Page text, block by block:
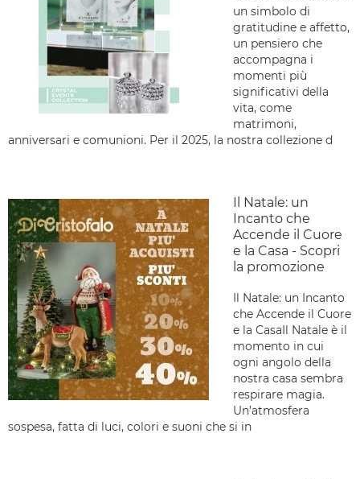
un simbolo di
gratitudine e affetto,
un pensiero che
accompagna i
momenti più
significativi della
vita, come
matrimoni,
anniversari e comunioni. Per il 2025, la nostra collezione d
Il Natale: un
Incanto che
Accende il Cuore
e la Casa - Scopri
la promozione
Il Natale: un Incanto
che Accende il Cuore
e la CasaIl Natale è il
momento in cui
ogni angolo della
nostra casa sembra
respirare magia.
Un’atmosfera
sospesa, fatta di luci, colori e suoni che si in